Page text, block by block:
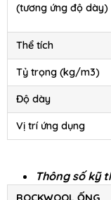
(tương ứng độ dày)
Thể tích
Tỷ trọng (kg/m3)
Độ dày
Vị trí ứng dụng
Thông số kỹ